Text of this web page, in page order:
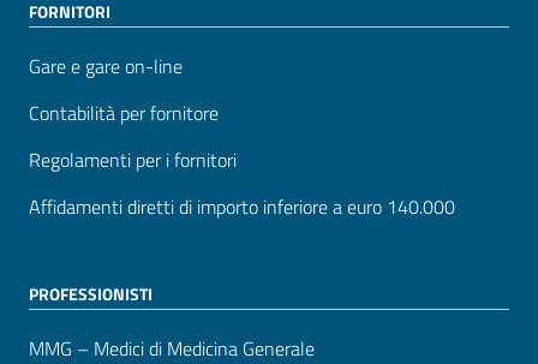
FORNITORI
Gare e gare on-line
Contabilità per fornitore
Regolamenti per i fornitori
Affidamenti diretti di importo inferiore a euro 140.000
PROFESSIONISTI
MMG – Medici di Medicina Generale